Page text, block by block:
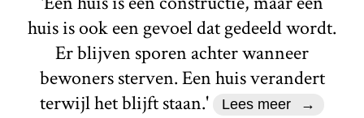
huis is ook een gevoel dat gedeeld wordt.
Er blijven sporen achter wanneer
bewoners sterven. Een huis verandert
terwijl het blijft staan.'
Lees meer